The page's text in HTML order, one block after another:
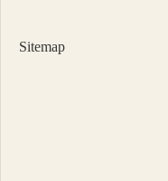
Sitemap